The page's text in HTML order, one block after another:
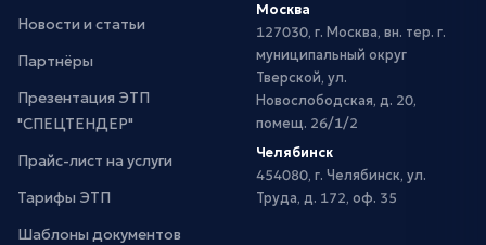
Новости и статьи
Партнёры
Презентация ЭТП
"СПЕЦТЕНДЕР"
Прайс-лист на услуги
Тарифы ЭТП
Шаблоны документов
Москва
127030, г. Москва, вн. тер. г.
муниципальный округ
Тверской, ул.
Новослободская, д. 20,
помещ. 26/1/2
Челябинск
454080, г. Челябинск, ул.
Труда, д. 172, оф. 35